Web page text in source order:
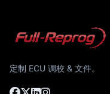
定制 ECU 调校 & 文件。